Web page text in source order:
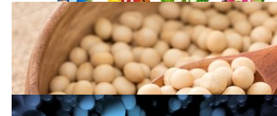
クレアチンの
全て
トレーニ
ング
2021.09.07
人生を豊かに
するタンパク